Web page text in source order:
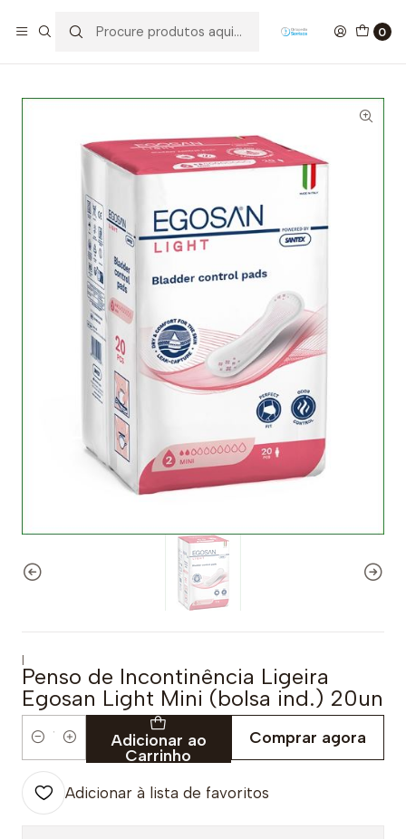
0
Penso de Incontinência Ligeira Egosan Light Mini (bolsa
ind.) 20un
|
Penso de Incontinência Ligeira
Egosan Light Mini (bolsa ind.) 20un
Quantidade
Adicionar ao
Carrinho
Comprar agora
Adicionar à lista de favoritos